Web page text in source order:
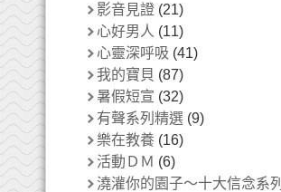
影音見證 (21)
心好男人 (11)
心靈深呼吸 (41)
我的寶貝 (87)
暑假短宣 (32)
有聲系列精選 (9)
樂在教養 (16)
活動ＤＭ (6)
澆灌你的園子～十大信念系列